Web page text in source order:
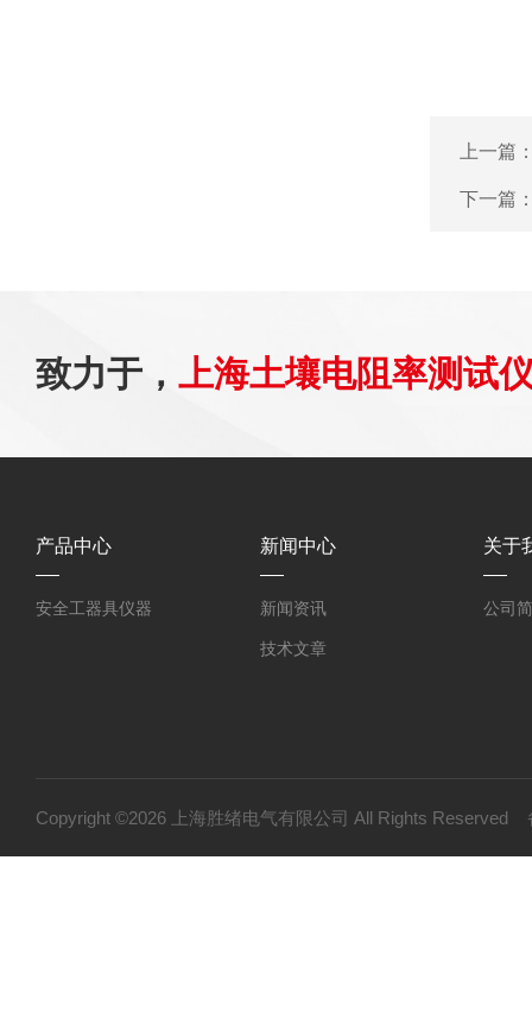
上一篇
下一篇
致力于， 上海土壤电阻率测试
产品中心
安全工器具仪器
新闻中心
新闻资讯
技术文章
关于
公司
Copyright ©2026 上海胜绪电气有限公司 All Rights Reserved